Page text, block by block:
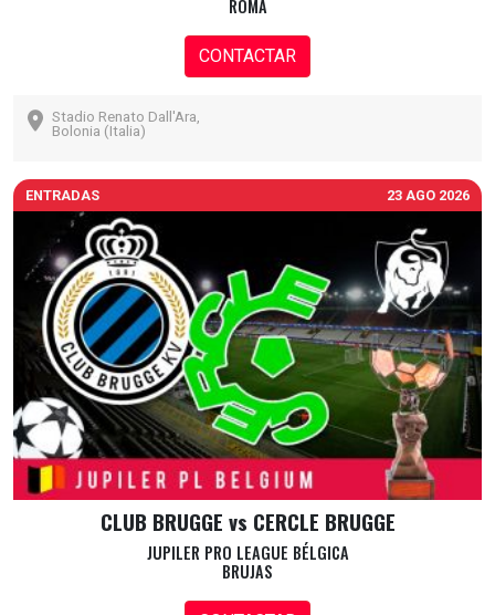
ROMA
CONTACTAR
Stadio Renato Dall'Ara,
Bolonia (Italia)
ENTRADAS 23 AGO 2026
CLUB BRUGGE vs CERCLE BRUGGE
JUPILER PRO LEAGUE BÉLGICA
BRUJAS